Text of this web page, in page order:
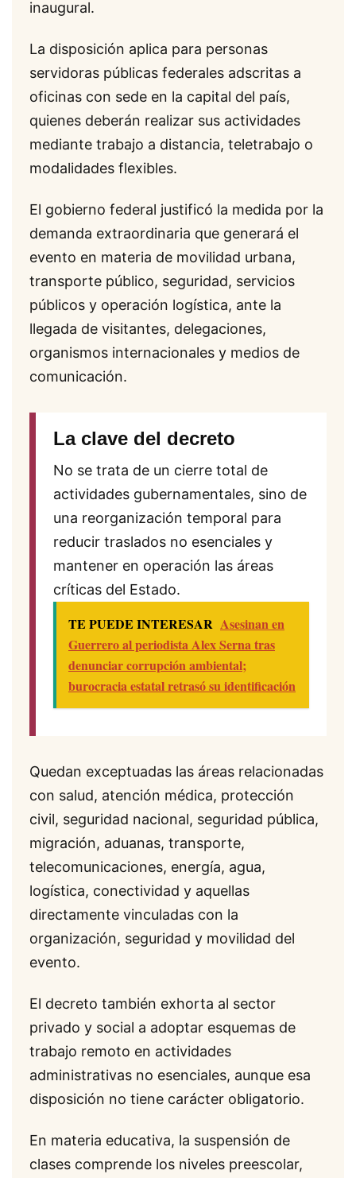
inaugural.
La disposición aplica para personas
servidoras públicas federales adscritas a
oficinas con sede en la capital del país,
quienes deberán realizar sus actividades
mediante trabajo a distancia, teletrabajo o
modalidades flexibles.
El gobierno federal justificó la medida por la
demanda extraordinaria que generará el
evento en materia de movilidad urbana,
transporte público, seguridad, servicios
públicos y operación logística, ante la
llegada de visitantes, delegaciones,
organismos internacionales y medios de
comunicación.
La clave del decreto
No se trata de un cierre total de
actividades gubernamentales, sino de
una reorganización temporal para
reducir traslados no esenciales y
mantener en operación las áreas
críticas del Estado.
TE PUEDE INTERESAR Asesinan en
Guerrero al periodista Alex Serna tras
denunciar corrupción ambiental;
burocracia estatal retrasó su identificación
Quedan exceptuadas las áreas relacionadas
con salud, atención médica, protección
civil, seguridad nacional, seguridad pública,
migración, aduanas, transporte,
telecomunicaciones, energía, agua,
logística, conectividad y aquellas
directamente vinculadas con la
organización, seguridad y movilidad del
evento.
El decreto también exhorta al sector
privado y social a adoptar esquemas de
trabajo remoto en actividades
administrativas no esenciales, aunque esa
disposición no tiene carácter obligatorio.
En materia educativa, la suspensión de
clases comprende los niveles preescolar,